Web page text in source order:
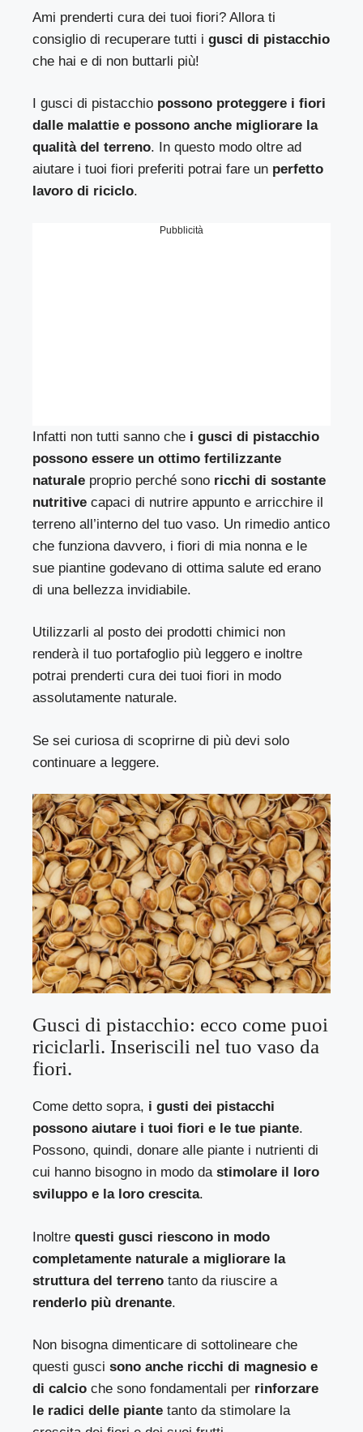
Ami prenderti cura dei tuoi fiori? Allora ti
consiglio di recuperare tutti igusci di pistacchio
che hai e di non buttarli più!
I gusci di pistacchio possono proteggere i fiori
dalle malattie e possono anche migliorare la
qualità del terreno. In questo modo oltre ad
aiutare i tuoi fiori preferiti potrai fare un perfetto
lavoro di riciclo.
Pubblicità
Infatti non tutti sanno che i gusci di pistacchio
possono essere un ottimo fertilizzante
naturale proprio perché sono ricchi di sostante
nutritive capaci di nutrire appunto e arricchire il
terreno all’interno del tuo vaso. Un rimedio antico
che funziona davvero, i fiori di mia nonna e le
sue piantine godevano di ottima salute ed erano
di una bellezza invidiabile.
Utilizzarli al posto dei prodotti chimici non
renderà il tuo portafoglio più leggero e inoltre
potrai prenderti cura dei tuoi fiori in modo
assolutamente naturale.
Se sei curiosa di scoprirne di più devi solo
continuare a leggere.
Gusci di pistacchio: ecco come puoi
riciclarli. Inseriscili nel tuo vaso da
fiori.
Come detto sopra, i gusti dei pistacchi
possono aiutare i tuoi fiori e le tue piante.
Possono, quindi, donare alle piante i nutrienti di
cui hanno bisogno in modo dastimolare il loro
sviluppo e la loro crescita.
Inoltrequesti gusci riescono in modo
completamente naturale a migliorare la
struttura del terreno tanto da riuscire a
renderlo più drenante.
Non bisogna dimenticare di sottolineare che
questi guscisono anche ricchi di magnesio e
di calcio che sono fondamentali per rinforzare
le radici delle piante tanto da stimolare la